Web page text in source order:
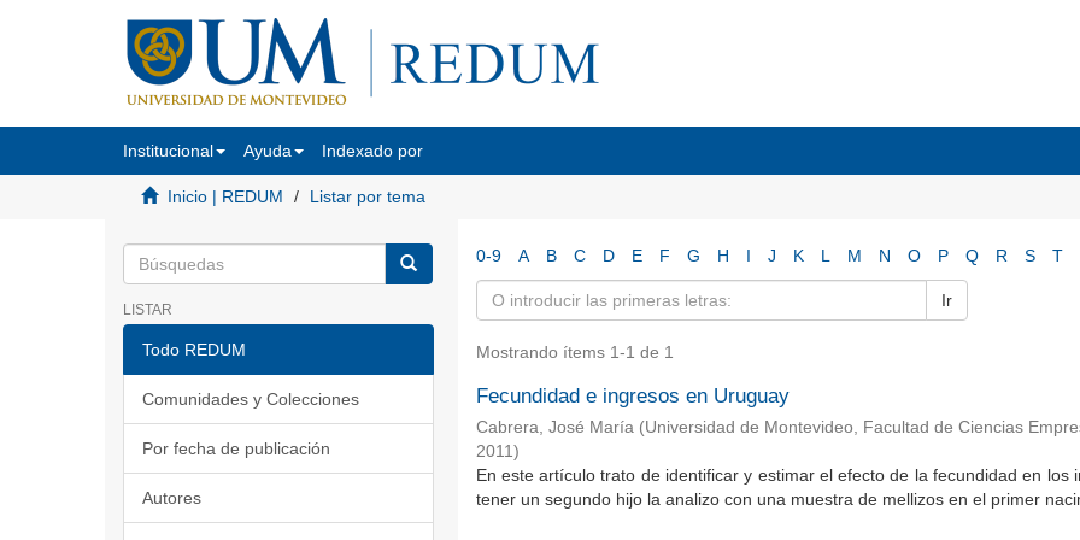
Institucional Ayuda Indexado por
Inicio | REDUM Listar por tema
LISTAR
Todo REDUM
Comunidades y Colecciones
Por fecha de publicación
Autores
0-9 A B C D E F G H I J K L M N O P Q R S T
Ir
Mostrando ítems 1-1 de 1
Fecundidad e ingresos en Uruguay
Cabrera, José María (Universidad de Montevideo, Facultad de Ciencias
2011)
En este artículo trato de identificar y estimar el efecto de la fecundidad en
tener un segundo hijo la analizo con una muestra de mellizos en el primer